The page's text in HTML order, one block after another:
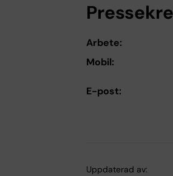
Arbete:
Mobil:
E-post:
Uppdaterad av: